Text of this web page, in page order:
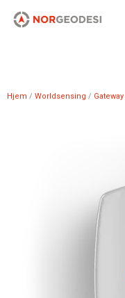
Hjem / Worldsensing / Gateway